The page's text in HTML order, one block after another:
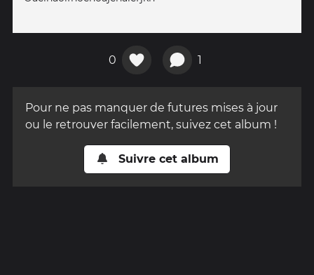
0 1
Pour ne pas manquer de futures mises à jour
ou le retrouver facilement, suivez cet album !
Suivre cet album